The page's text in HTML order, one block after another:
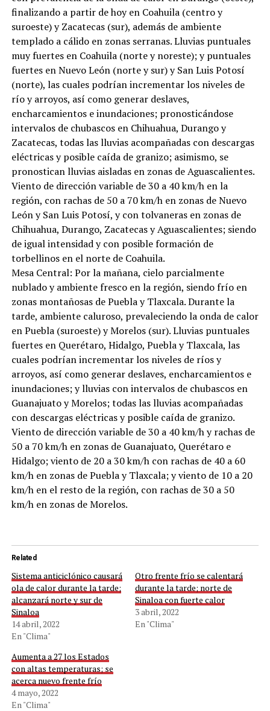
finalizando a partir de hoy en Coahuila (centro y
suroeste) y Zacatecas (sur), además de ambiente
templado a cálido en zonas serranas. Lluvias puntuales
muy fuertes en Coahuila (norte y noreste); y puntuales
fuertes en Nuevo León (norte y sur) y San Luis Potosí
(norte), las cuales podrían incrementar los niveles de
río y arroyos, así como generar deslaves,
encharcamientos e inundaciones; pronosticándose
intervalos de chubascos en Chihuahua, Durango y
Zacatecas, todas las lluvias acompañadas con descargas
eléctricas y posible caída de granizo; asimismo, se
pronostican lluvias aisladas en zonas de Aguascalientes.
Viento de dirección variable de 30 a 40 km/h en la
región, con rachas de 50 a 70 km/h en zonas de Nuevo
León y San Luis Potosí, y con tolvaneras en zonas de
Chihuahua, Durango, Zacatecas y Aguascalientes; siendo
de igual intensidad y con posible formación de
torbellinos en el norte de Coahuila.
Mesa Central: Por la mañana, cielo parcialmente
nublado y ambiente fresco en la región, siendo frío en
zonas montañosas de Puebla y Tlaxcala. Durante la
tarde, ambiente caluroso, prevaleciendo la onda de calor
en Puebla (suroeste) y Morelos (sur). Lluvias puntuales
fuertes en Querétaro, Hidalgo, Puebla y Tlaxcala, las
cuales podrían incrementar los niveles de ríos y
arroyos, así como generar deslaves, encharcamientos e
inundaciones; y lluvias con intervalos de chubascos en
Guanajuato y Morelos; todas las lluvias acompañadas
con descargas eléctricas y posible caída de granizo.
Viento de dirección variable de 30 a 40 km/h y rachas de
50 a 70 km/h en zonas de Guanajuato, Querétaro e
Hidalgo; viento de 20 a 30 km/h con rachas de 40 a 60
km/h en zonas de Puebla y Tlaxcala; y viento de 10 a 20
km/h en el resto de la región, con rachas de 30 a 50
km/h en zonas de Morelos.
Related
Sistema anticiclónico causará
ola de calor durante la tarde;
alcanzará norte y sur de
Sinaloa
14 abril, 2022
En "Clima"
Otro frente frío se calentará
durante la tarde; norte de
Sinaloa con fuerte calor
3 abril, 2022
En "Clima"
Aumenta a 27 los Estados
con altas temperaturas; se
acerca nuevo frente frío
4 mayo, 2022
En "Clima"